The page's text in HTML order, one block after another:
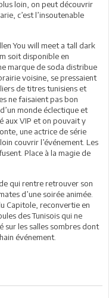
loin, on peut découvrir
c’est l’insoutenable
You will meet a tall dark
soit disponible en
marque de soda distribue
voisine, se pressaient
de titres tunisiens et
ne faisaient pas bon
monde éclectique et
aux VIP et on pouvait y
une actrice de série
couvrir l’événement. Les
Place à la magie de
qui rentre retrouver son
d’une soirée animée.
Capitole, reconvertie en
des Tunisois qui ne
sur les salles sombres dont
événement.